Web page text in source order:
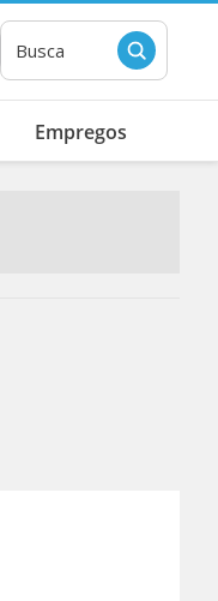
Busca
Empregos